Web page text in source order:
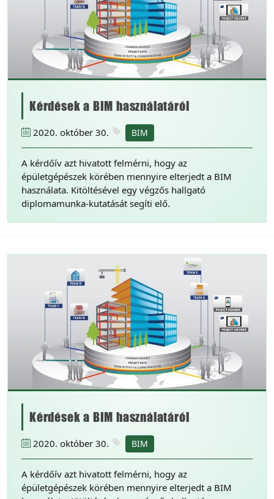
Kérdések a BIM használatáról
2020. október 30. BIM
A kérdőív azt hivatott felmérni, hogy az
épületgépészek körében mennyire elterjedt a BIM
használata. Kitöltésével egy végzős hallgató
diplomamunka-kutatását segíti elő.
Kérdések a BIM használatáról
2020. október 30. BIM
A kérdőív azt hivatott felmérni, hogy az
épületgépészek körében mennyire elterjedt a BIM